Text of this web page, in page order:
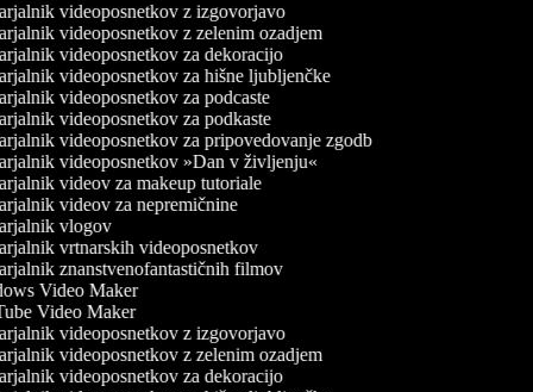
videoposnetkov z izgovorjavo
videoposnetkov z zelenim ozadjem
videoposnetkov za dekoracijo
videoposnetkov za hišne ljubljenčke
videoposnetkov za podcaste
videoposnetkov za podkaste
videoposnetkov za pripovedovanje zgodb
videoposnetkov »Dan v življenju«
videov za makeup tutoriale
videov za nepremičnine
vlogov
vrtnarskih videoposnetkov
znanstvenofantastičnih filmov
Video Maker
Video Maker
videoposnetkov z izgovorjavo
videoposnetkov z zelenim ozadjem
videoposnetkov za dekoracijo